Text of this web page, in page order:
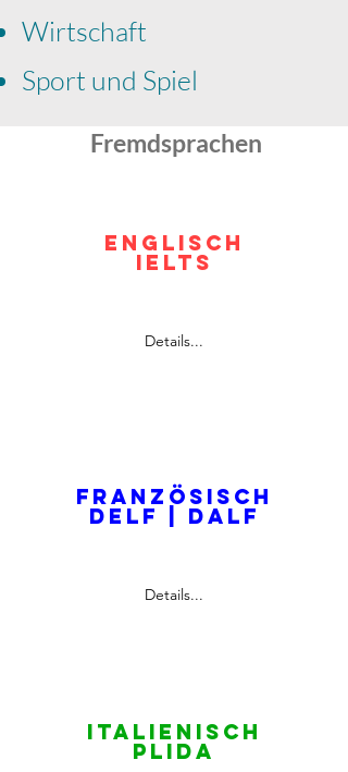
Wirtschaft
Sport und Spiel
Fremdsprachen
ENGLISCH
IELTS
Details...
Französisch
DELF | DALF
Details...
Italienisch
PLIDA